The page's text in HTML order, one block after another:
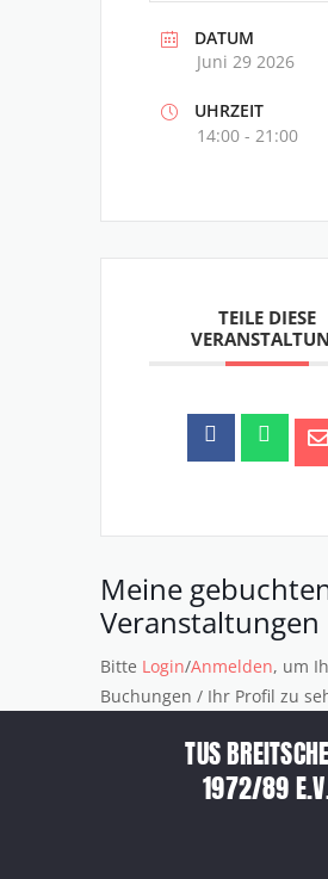
DATUM
Juni 29 2026
UHRZEIT
14:00 - 21:00
TEILE DIESE
Meine
Veranstaltungen
Bitte Login/Anmelden, um
Buchungen / Ihr Profil zu
TUS
1972/89